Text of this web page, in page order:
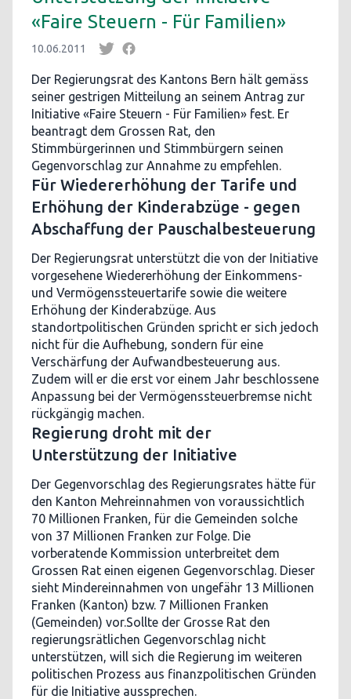
«Faire Steuern - Für Familien»
10.06.2011
Der Regierungsrat des Kantons Bern hält gemäss
seiner gestrigen Mitteilung an seinem Antrag zur
Initiative «Faire Steuern - Für Familien» fest. Er
beantragt dem Grossen Rat, den
Stimmbürgerinnen und Stimmbürgern seinen
Gegenvorschlag zur Annahme zu empfehlen.
Für Wiedererhöhung der Tarife und
Erhöhung der Kinderabzüge - gegen
Abschaffung der Pauschalbesteuerung
Der Regierungsrat unterstützt die von der Initiative
vorgesehene Wiedererhöhung der Einkommens-
und Vermögenssteuertarife sowie die weitere
Erhöhung der Kinderabzüge. Aus
standortpolitischen Gründen spricht er sich jedoch
nicht für die Aufhebung, sondern für eine
Verschärfung der Aufwandbesteuerung aus.
Zudem will er die erst vor einem Jahr beschlossene
Anpassung bei der Vermögenssteuerbremse nicht
rückgängig machen.
Regierung droht mit der
Unterstützung der Initiative
Der Gegenvorschlag des Regierungsrates hätte für
den Kanton Mehreinnahmen von voraussichtlich
70 Millionen Franken, für die Gemeinden solche
von 37 Millionen Franken zur Folge. Die
vorberatende Kommission unterbreitet dem
Grossen Rat einen eigenen Gegenvorschlag. Dieser
sieht Mindereinnahmen von ungefähr 13 Millionen
Franken (Kanton) bzw. 7 Millionen Franken
(Gemeinden) vor.Sollte der Grosse Rat den
regierungsrätlichen Gegenvorschlag nicht
unterstützen, will sich die Regierung im weiteren
politischen Prozess aus finanzpolitischen Gründen
für die Initiative aussprechen.